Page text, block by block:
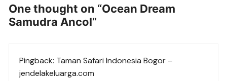
One thought on “Ocean Dream
Samudra Ancol”
Pingback: Taman Safari Indonesia Bogor –
jendelakeluarga.com